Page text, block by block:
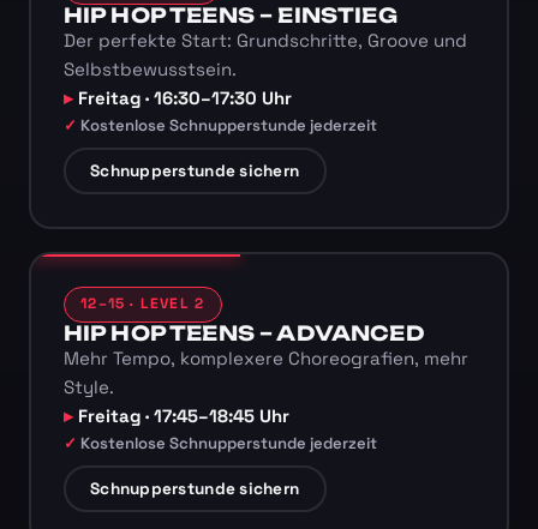
HIP HOP TEENS – EINSTIEG
Der perfekte Start: Grundschritte, Groove und
Selbstbewusstsein.
Freitag · 16:30–17:30 Uhr
Kostenlose Schnupperstunde jederzeit
Schnupperstunde sichern
12–15 · LEVEL 2
HIP HOP TEENS – ADVANCED
Mehr Tempo, komplexere Choreografien, mehr
Style.
Freitag · 17:45–18:45 Uhr
Kostenlose Schnupperstunde jederzeit
Schnupperstunde sichern